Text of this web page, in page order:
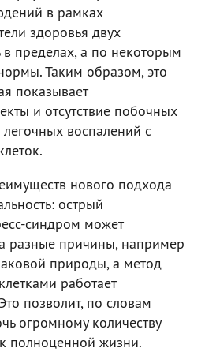
в рамках
здоровья двух
в пределах, а по некоторым
Таким образом, это
показывает
и отсутствие побочных
воспалений с
нового подхода
острый
синдром может
разные причины, например
природы, а метод
работает
позволит, по словам
огромному количеству
полноценной жизни.